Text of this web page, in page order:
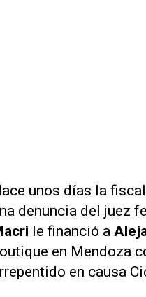
unos días la fiscal
denuncia del juez
le financió a
en Mendoza
en causa